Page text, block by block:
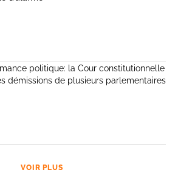
politique: la Cour constitutionnelle
démissions de plusieurs parlementaires
VOIR PLUS